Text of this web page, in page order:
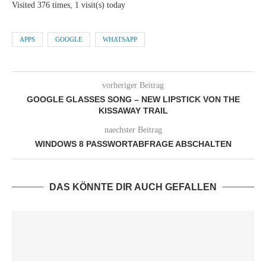
Visited 376 times, 1 visit(s) today
APPS GOOGLE WHATSAPP
vorheriger Beitrag
GOOGLE GLASSES SONG – NEW LIPSTICK VON THE
KISSAWAY TRAIL
naechster Beitrag
WINDOWS 8 PASSWORTABFRAGE ABSCHALTEN
DAS KÖNNTE DIR AUCH GEFALLEN